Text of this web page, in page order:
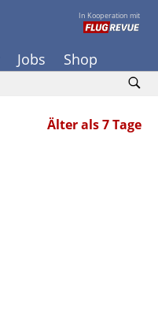
In Kooperation mit
Jobs Shop
Älter als 7 Tage